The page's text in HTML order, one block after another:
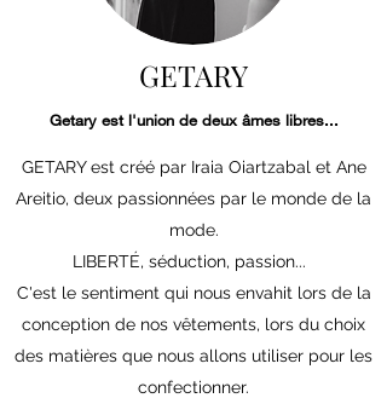
GETARY
Getary est l'union de deux âmes libres...
GETARY est créé par Iraia Oiartzabal et Ane
Areitio, deux passionnées par le monde de la
mode.
LIBERTÉ, séduction, passion...
C'est le sentiment qui nous envahit lors de la
conception de nos vêtements, lors du choix
des matières que nous allons utiliser pour les
confectionner.